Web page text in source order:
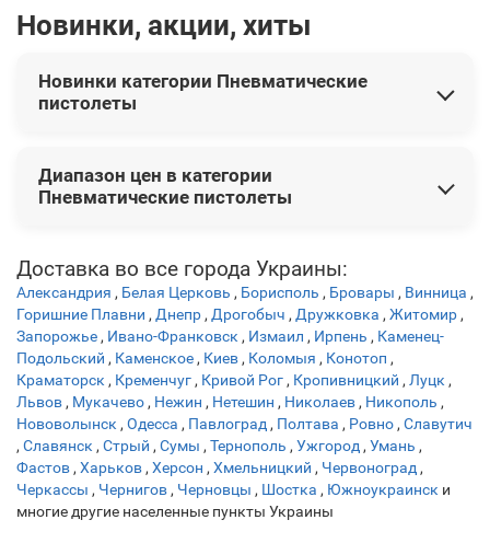
Новинки, акции, хиты
Новинки категории Пневматические
пистолеты
Пневматический пистолет Umarex Ruger Mark IV BLK
кал.4,5 мм 4 482 грн
Пневматический пистолет Gamo Gun Set P-900 IGT
кал.4,5 4 914 грн
Пневматический пистолет-пулемёт Umarex IWI Mini UZI
Blowback
7 398 грн
Пневматический пистолет Umarex Glock 17 Blowback10
638 грн
Диапазон цен в категории
Пневматические пистолеты
Доставка во все города Украины:
Александрия , Белая Церковь , Борисполь , Бровары , Винница ,
Горишние Плавни , Днепр, Дрогобыч , Дружковка , Житомир,
Запорожье, Ивано-Франковск , Измаил , Ирпень , Каменец-
Подольский , Каменское, Киев, Коломыя , Конотоп ,
Краматорск , Кременчуг, Кривой Рог, Кропивницкий , Луцк ,
Львов, Мукачево, Нежин , Нетешин , Николаев, Никополь ,
Нововолынск , Одесса , Павлоград, Полтава , Ровно, Славутич
, Славянск , Стрый , Сумы , Тернополь , Ужгород, Умань ,
Фастов, Харьков, Херсон , Хмельницкий , Червоноград,
Черкассы , Чернигов, Черновцы , Шостка , Южноукраинск и
многие другие населенные пункты Украины